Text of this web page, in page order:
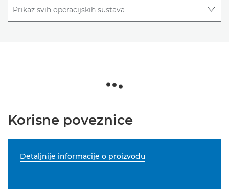
Korisne poveznice
Detaljnije informacije o proizvodu